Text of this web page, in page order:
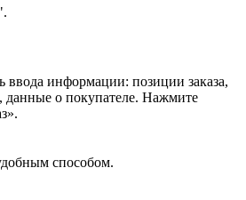
ввода информации: позиции заказа,
данные о покупателе. Нажмите
способом.